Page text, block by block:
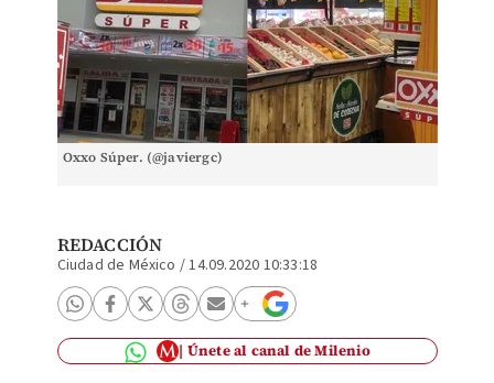
Oxxo Súper. (@javiergc)
REDACCIÓN
Ciudad de México /14.09.2020 10:33:18
Únete al canal de Milenio